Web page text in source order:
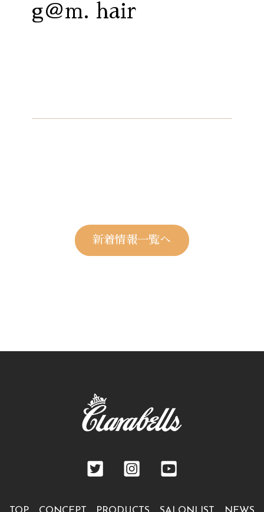
g＠m. hair
新着情報一覧へ